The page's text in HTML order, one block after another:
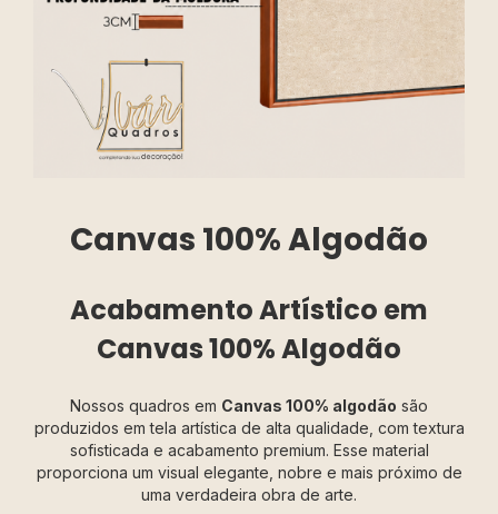
Canvas 100% Algodão
Acabamento Artístico em
Canvas 100% Algodão
Nossos quadros em Canvas 100% algodão são
produzidos em tela artística de alta qualidade, com textura
sofisticada e acabamento premium. Esse material
proporciona um visual elegante, nobre e mais próximo de
uma verdadeira obra de arte.